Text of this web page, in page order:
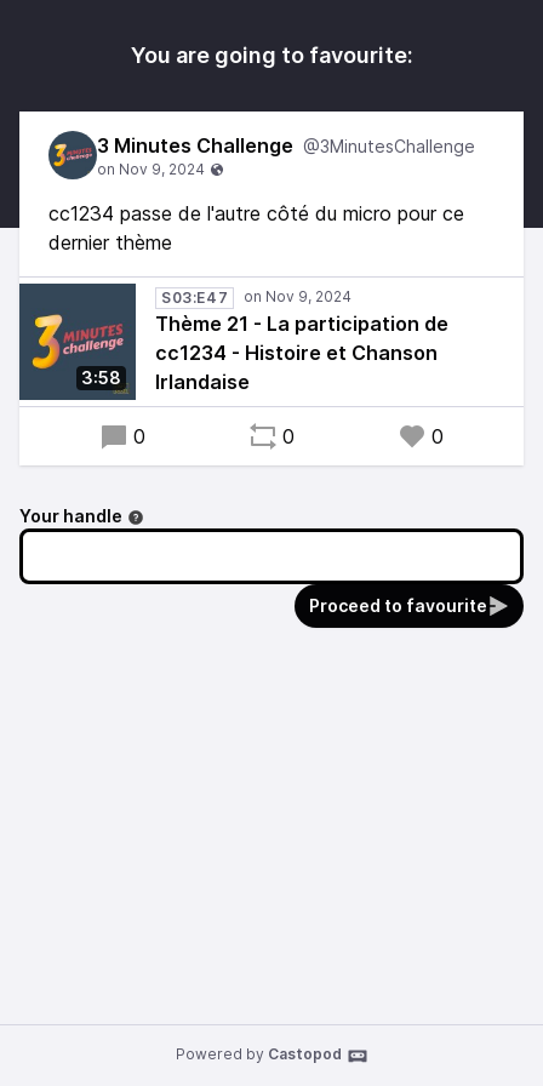
You are going to favourite:
3 Minutes Challenge @3MinutesChallenge
cc1234 passe de l'autre côté du micro pour ce
dernier thème
3:58
S03:E47
Thème 21 - La participation de
cc1234 - Histoire et Chanson
Irlandaise
0 0 0
Your handle
Proceed to favourite
Powered by Castopod